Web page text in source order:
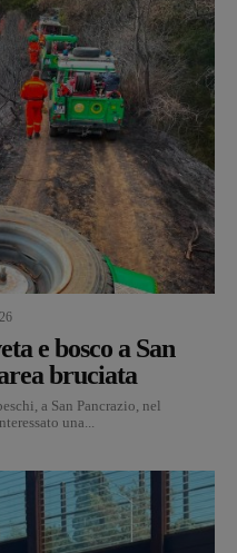
e bosco a San
bruciata
a San Pancrazio, nel
una...